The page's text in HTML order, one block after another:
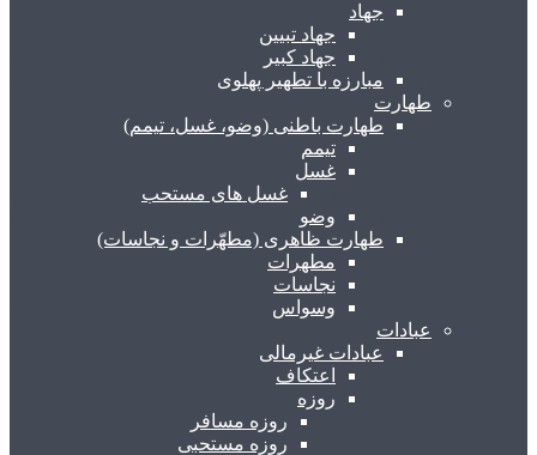
جهاد
جهاد تبیین
جهاد کبیر
مبارزه با تطهیر پهلوی
طهارت
طهارت باطنی (وضو، غسل، تیمم)
تیمم
غسل
غسل های مستحب
وضو
طهارت ظاهری (مطهّرات و نجاسات)
مطهرات
نجاسات
وسواس
عبادات
عبادات غیرمالی
اعتکاف
روزه
روزه مسافر
روزه مستحبی